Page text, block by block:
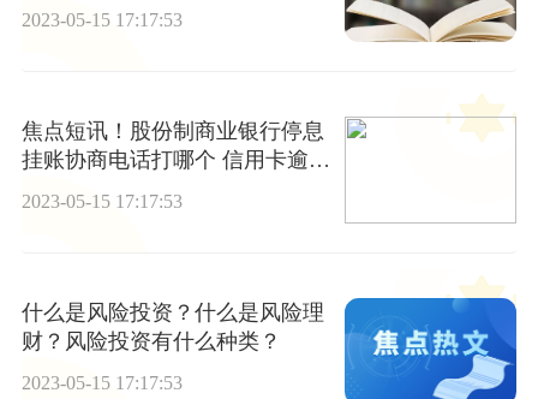
2023-05-15 17:17:53
焦点短讯！股份制商业银行停息
挂账协商电话打哪个 信用卡逾期
2023-05-15 17:17:53
什么是风险投资？什么是风险理
财？风险投资有什么种类？
2023-05-15 17:17:53